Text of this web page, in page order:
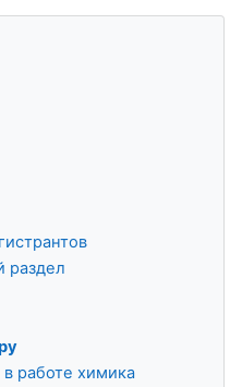
раздел
работе химика